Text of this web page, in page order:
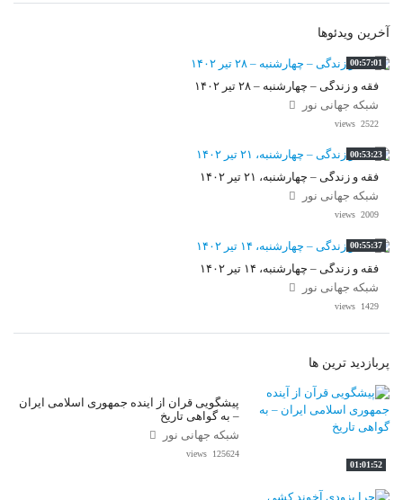
آخرین ویدئوها
00:57:01
فقه و زندگی – چهارشنبه – ۲۸ تیر ۱۴۰۲
شبکه جهانی نور
2522 views
00:53:23
فقه و زندگی – چهارشنبه، ۲۱ تیر ۱۴۰۲
شبکه جهانی نور
2009 views
00:55:37
فقه و زندگی – چهارشنبه، ۱۴ تیر ۱۴۰۲
شبکه جهانی نور
1429 views
پربازدید ترین ها
01:01:52
پیشگویی قرآن از آینده جمهوری اسلامی ایران
– به گواهی تاریخ
شبکه جهانی نور
125624 views